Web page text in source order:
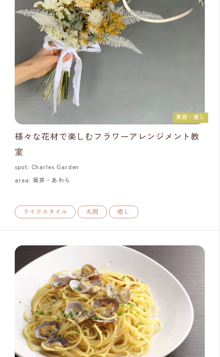
美容・癒し
様々な花材で楽しむフラワーアレンジメント教
室
spot: Charles Garden
area: 坂井・あわら
ライフスタイル 丸岡 癒し